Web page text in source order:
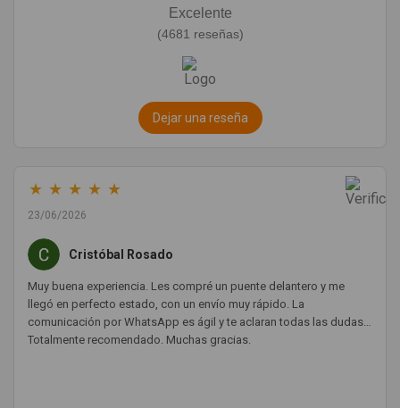
Excelente
(4681 reseñas)
Dejar una reseña
★ ★ ★ ★ ★
23/06/2026
Cristóbal Rosado
Muy buena experiencia. Les compré un puente delantero y me
llegó en perfecto estado, con un envío muy rápido. La
comunicación por WhatsApp es ágil y te aclaran todas las dudas.
Totalmente recomendado. Muchas gracias.